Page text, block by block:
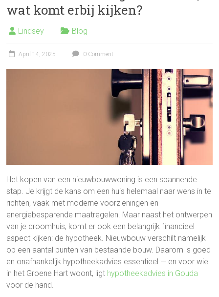
wat komt erbij kijken?
Lindsey Blog
April 14, 2025 0 Comment
Het kopen van een nieuwbouwwoning is een spannende
stap. Je krijgt de kans om een huis helemaal naar wens in te
richten, vaak met moderne voorzieningen en
energiebesparende maatregelen. Maar naast het ontwerpen
van je droomhuis, komt er ook een belangrijk financieel
aspect kijken: de hypotheek. Nieuwbouw verschilt namelijk
op een aantal punten van bestaande bouw. Daarom is goed
en onafhankelijk hypotheekadvies essentieel — en voor wie
in het Groene Hart woont, ligt hypotheekadvies in Gouda
voor de hand.